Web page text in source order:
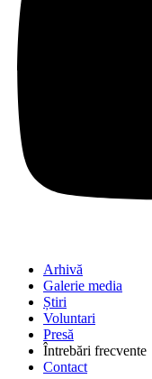
Arhivă
Galerie media
Știri
Voluntari
Presă
Întrebări frecvente
Contact